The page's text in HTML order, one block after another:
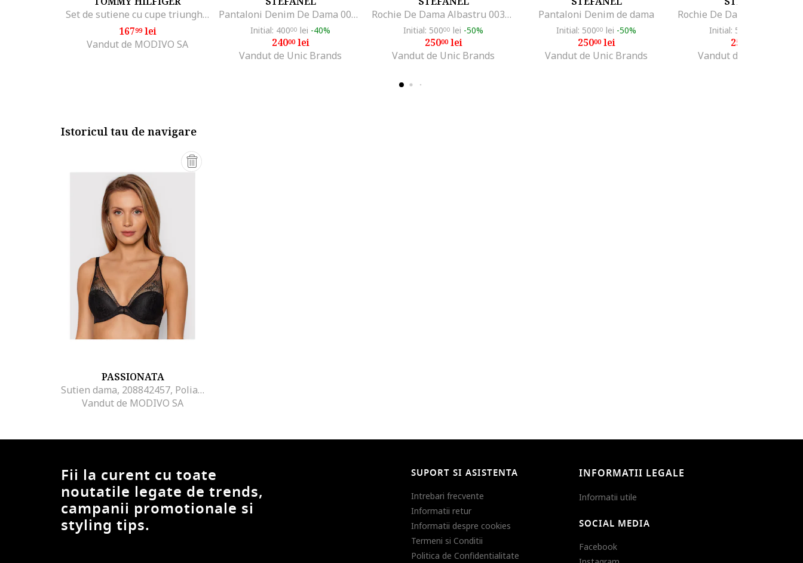
Set de sutiene cu cupe triunghiulare si detaliu logo - 3 perechi, Alb/Negru/Gri melange
16799lei
Vandut de MODIVO SA
Pantaloni Denim De Dama 003570227
Initial: 40000 lei -40%
24000lei
Vandut de Unic Brands
Rochie De Dama Albastru 003570963
Initial: 50000 lei -50%
25000lei
Vandut de Unic Brands
Pantaloni Denim de dama
Initial: 50000 lei -50%
25000lei
Vandut de Unic Brands
Initial: 500
250
Vandut de Unic Brands
Istoricul tau de navigare
PASSIONATA
Sutien dama, 208842457, Poliamida/Elastan, Negru, Negru
Vandut de MODIVO SA
Fii la curent cu toate
noutatile legate de trends,
campanii promotionale si
styling tips.
SUPORT SI ASISTENTA
Intrebari frecvente
Informatii retur
Informatii despre cookies
Termeni si Conditii
Politica de Confidentialitate
INFORMATII LEGALE
Informatii utile
SOCIAL MEDIA
Facebook